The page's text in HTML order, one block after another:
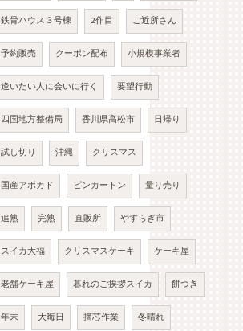
鉄骨ハウス３号棟 2作目 ご近所さん
予約販売 クーポン配布 小規模事業者
逢いたい人に会いに行く 要望行動
四国地方整備局 香川県高松市 日帰り
試し切り 沖縄 クリスマス
国産アボカド ピンカートン 量り売り
追熟 完熟 直販所 やすらぎ市
スイカ大福 クリスマスケーキ ケーキ屋
老舗ケーキ屋 暮れのご挨拶スイカ 餅つき
年末 大晦日 摘芯作業 冬晴れ